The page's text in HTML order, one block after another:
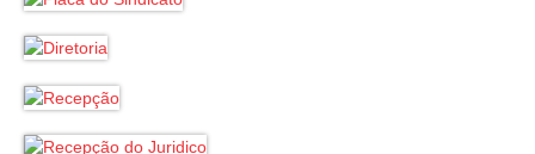
Denúncia
Contato